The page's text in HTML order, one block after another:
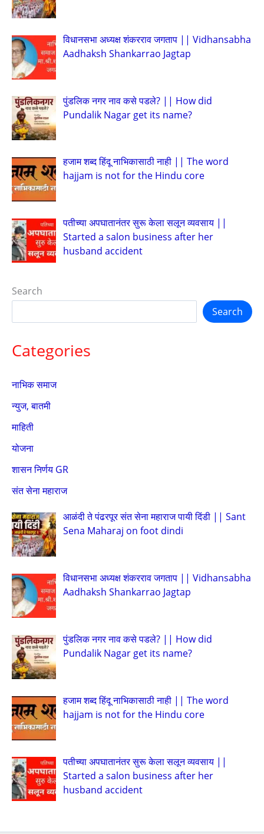
विधानसभा अध्यक्ष शंकरराव जगताप || Vidhansabha
Aadhaksh Shankarrao Jagtap
पुंडलिक नगर नाव कसे पडले? || How did
Pundalik Nagar get its name?
हजाम शब्द हिंदू नाभिकासाठी नाही || The word
hajjam is not for the Hindu core
पतीच्या अपघातानंतर सुरू केला सलून व्यवसाय ||
Started a salon business after her
husband accident
Search
Search
Categories
नाभिक समाज
न्युज, बातमी
माहिती
योजना
शासन निर्णय GR
संत सेना महाराज
आळंदी ते पंढरपूर संत सेना महाराज पायी दिंडी || Sant
Sena Maharaj on foot dindi
विधानसभा अध्यक्ष शंकरराव जगताप || Vidhansabha
Aadhaksh Shankarrao Jagtap
पुंडलिक नगर नाव कसे पडले? || How did
Pundalik Nagar get its name?
हजाम शब्द हिंदू नाभिकासाठी नाही || The word
hajjam is not for the Hindu core
पतीच्या अपघातानंतर सुरू केला सलून व्यवसाय ||
Started a salon business after her
husband accident